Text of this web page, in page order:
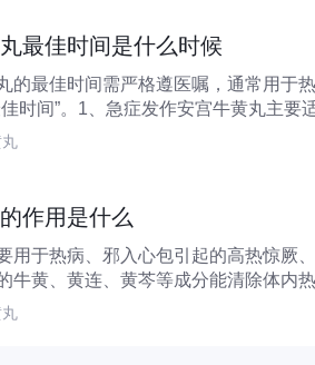
最佳时间是什么时候
的最佳时间需严格遵医嘱，通常用于
时间”。1、急症发作安宫牛黄丸主要
作用是什么
用于热病、邪入心包引起的高热惊厥
牛黄、黄连、黄芩等成分能清除体内